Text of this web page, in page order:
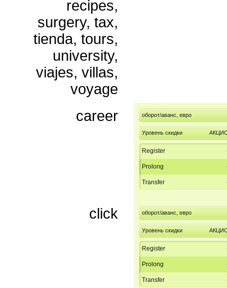
recipes,
surgery, tax,
tienda, tours,
university,
viajes, villas,
voyage
career оборот/аванс, евро
Уровень скидки
Register
Prolong
Transfer
click оборот/аванс, евро
Уровень скидки
Register
Prolong
Transfer